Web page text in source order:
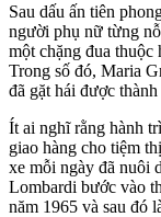
Sau dấu ấn tiên
người phụ nữ từng
một chặng đua
Trong số đó, Maria
đã gặt hái được thành
Ít ai nghĩ rằng hành
giao hàng cho tiệm
xe mỗi ngày đã nuôi
Lombardi bước vào
năm 1965 và sau đó